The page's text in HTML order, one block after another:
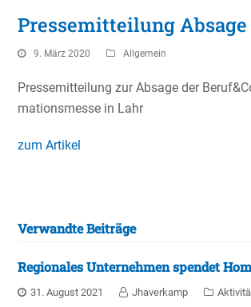
Pressemitteilung Absage
9. März 2020 Allgemein
Presse­mit­tei­lung zur Absage der
ma­ti­ons­messe in Lahr
zum Artikel
Verwandte Beiträge
Regionales Unternehmen spendet
31. August 2021 Jhaverkamp